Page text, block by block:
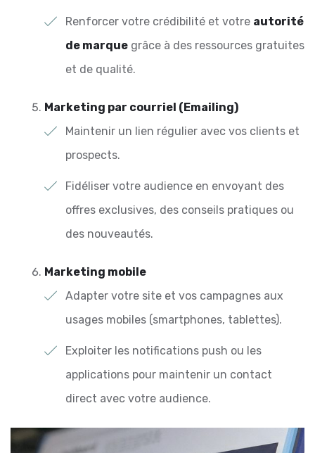
Renforcer votre crédibilité et votre autorité
de marque grâce à des ressources gratuites
et de qualité.
Marketing par courriel (Emailing)
Maintenir un lien régulier avec vos clients et
prospects.
Fidéliser votre audience en envoyant des
offres exclusives, des conseils pratiques ou
des nouveautés.
Marketing mobile
Adapter votre site et vos campagnes aux
usages mobiles (smartphones, tablettes).
Exploiter les notifications push ou les
applications pour maintenir un contact
direct avec votre audience.